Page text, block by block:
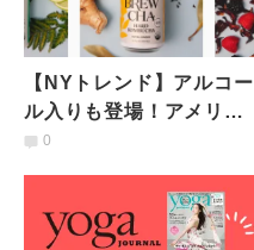
【NYトレンド】アルコー
ル入りも登場！アメリカ
のヨギに大人気の「コン
0